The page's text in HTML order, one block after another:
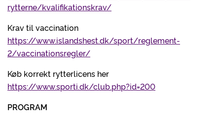
rytterne/kvalifikationskrav/
Krav til vaccination
https://www.islandshest.dk/sport/reglement-
2/vaccinationsregler/
Køb korrekt rytterlicens her
https://www.sporti.dk/club.php?id=200
PROGRAM